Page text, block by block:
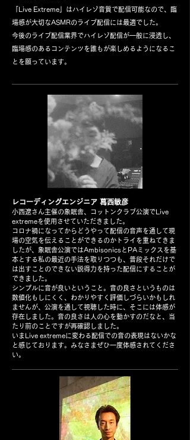
「Live Extreme」はハイレゾ音質で配信可能なので、臨
場感が大切なASMRのライブ配信には最適でした。
今後のライブ配信業界でハイレゾ配信が一般に浸透し、
臨場感のあるコンテンツを誰もが楽しめるようになるこ
とを願っています。
レコーディングエンジニア 葛西敏彦
小西遼さん主催の象眠舎、コットンクラブ公演でLive
extremeを使用させていただきました。
コロナ禍になってからどうやって配信の音声を通して現
場の空気を伝えることができるのかトライを重ねてきま
したが、象眠舎公演ではAmbisonicsとPAミックスを基
本とする私の最近の手法を取りつつも、普段それだけで
は出すことのできない説得力を持った配信にすることが
できました。
シンプルに音が良いということ。音の良さというものは
数値化もしにくく、わかりやすく評価しづらいかもしれ
ませんが、公演を通して視聴した時に、そこには体感が
存在しました。音の良さは人の心を動かすのだなと、当
たり前のことですが再確認しました。
いまLive extremeに変わる配信での音の表現はないかな
と感じております。みなさまぜひ一度体感されてくださ
い。